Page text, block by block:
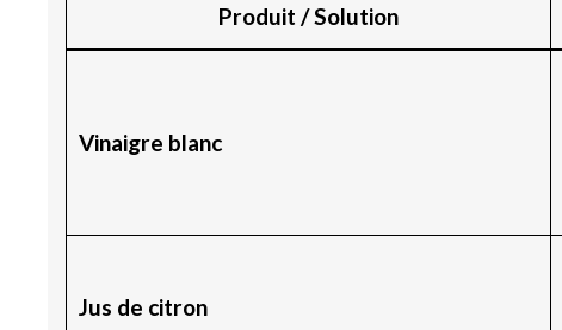
Produit / Solution
Vinaigre blanc
Jus de citron